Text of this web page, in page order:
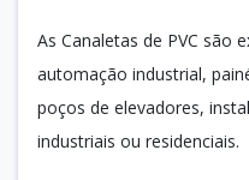
As Canaletas de PVC são
automação industrial,
poços de elevadores,
industriais ou residenciais.